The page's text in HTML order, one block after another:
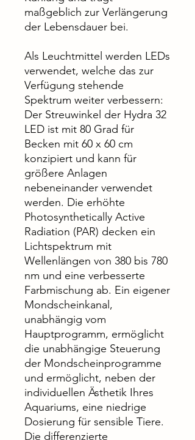
maßgeblich zur Verlängerung
der Lebensdauer bei.
Als Leuchtmittel werden LEDs
verwendet, welche das zur
Verfügung stehende
Spektrum weiter verbessern:
Der Streuwinkel der Hydra 32
LED ist mit 80 Grad für
Becken mit 60 x 60 cm
konzipiert und kann für
größere Anlagen
nebeneinander verwendet
werden. Die erhöhte
Photosynthetically Active
Radiation (PAR) decken ein
Lichtspektrum mit
Wellenlängen von 380 bis 780
nm und eine verbesserte
Farbmischung ab. Ein eigener
Mondscheinkanal,
unabhängig vom
Hauptprogramm, ermöglicht
die unabhängige Steuerung
der Mondscheinprogramme
und ermöglicht, neben der
individuellen Ästhetik Ihres
Aquariums, eine niedrige
Dosierung für sensible Tiere.
Die differenzierte